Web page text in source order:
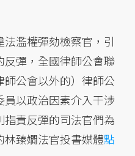
濫權彈劾檢察官，引
彈，全國律師公會聯
公會以外的）律師公
員以政治因素介入干涉
責反彈的司法官們為
林臻嫺法官投書媒體點